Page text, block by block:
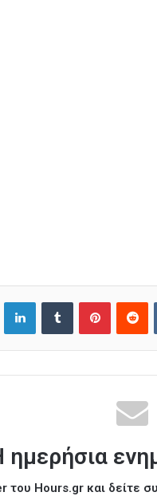
ημερήσια
του Hours.gr και δείτε